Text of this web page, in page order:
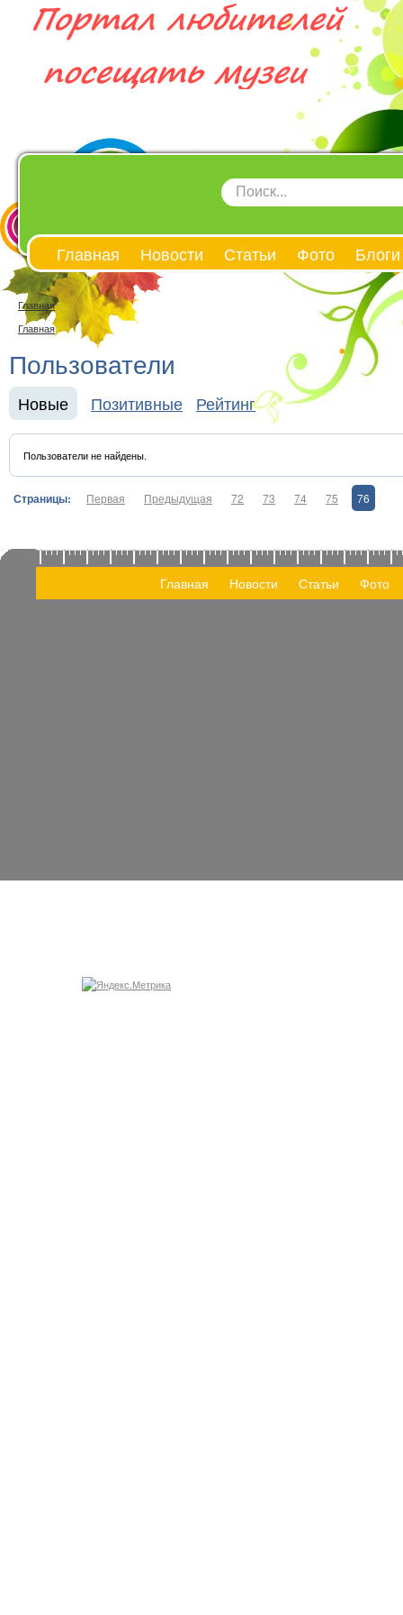
Главная Новости Статьи Фото Блоги
Главная
Главная
Пользователи
Новые Позитивные Рейтинг
Пользователи не найдены.
Страницы: Первая Предыдущая 72 73 74 75 76
Главная Новости Статьи Фото